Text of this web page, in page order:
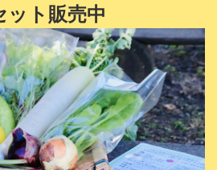
ット販売中